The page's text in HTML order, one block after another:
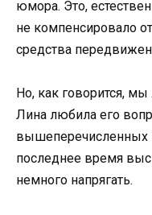
юмора. Это,
не компенсировало
средства
Но, как говорится,
Лина любила его
вышеперечисленных
последнее время
немного напрягать.